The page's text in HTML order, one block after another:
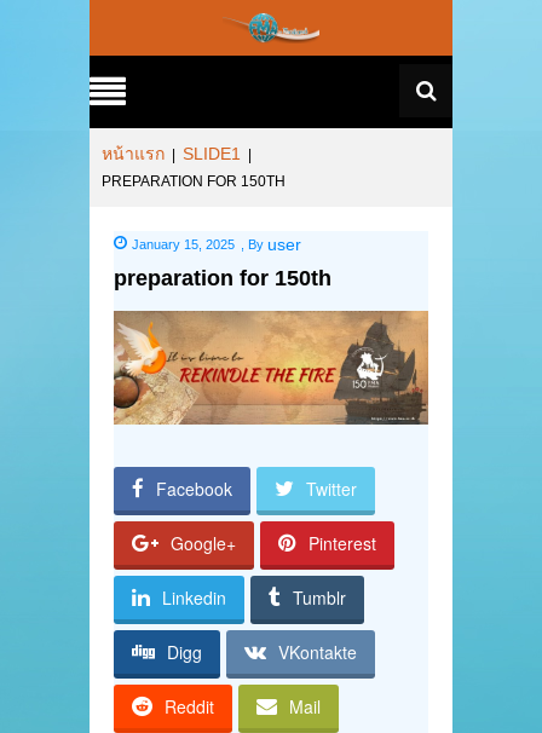
หน้าแรก SLIDE1
PREPARATION FOR 150TH
January 15, 2025 By user
preparation for 150th
Facebook Twitter
Google+ Pinterest
Linkedin Tumblr
Digg VKontakte
Reddit Mail